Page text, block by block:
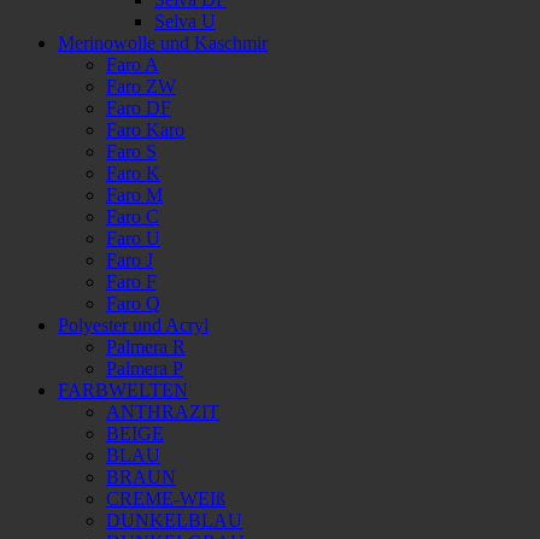
Selva U
Merinowolle und Kaschmir
Faro A
Faro ZW
Faro DF
Faro Karo
Faro S
Faro K
Faro M
Faro C
Faro U
Faro J
Faro F
Faro Q
Polyester und Acryl
Palmera R
Palmera P
FARBWELTEN
ANTHRAZIT
BEIGE
BLAU
BRAUN
CREME-WEIß
DUNKELBLAU